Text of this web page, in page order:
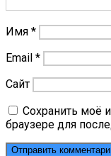
Имя *
Email *
Сайт
Сохранить моё
браузере для